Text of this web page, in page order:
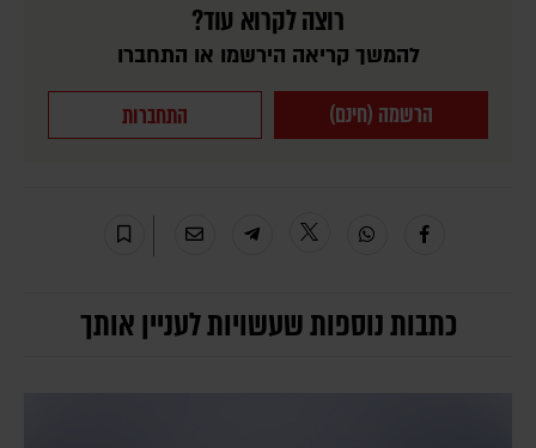
רוצה לקרוא עוד?
להמשך קריאה הירשמו או התחברו
הרשמה (חינם) התחברות
כתבות נוספות שעשויות לעניין אותך